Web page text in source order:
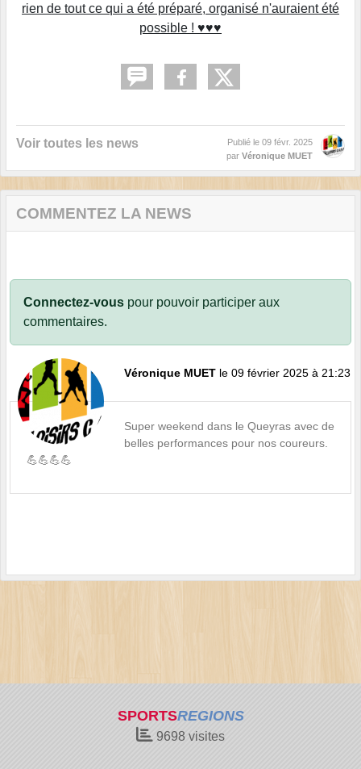
rien de tout ce qui a été préparé, organisé n'auraient été
possible ! ♥♥♥
Voir toutes les news Publié le 09 févr. 2025
par Véronique MUET
COMMENTEZ LA NEWS
Connectez-vous pour pouvoir participer aux
commentaires.
Véronique MUET le 09 février 2025 à 21:23
Super weekend dans le Queyras avec de
belles performances pour nos coureurs.
💪💪💪💪
SPORTSREGIONS
9698 visites